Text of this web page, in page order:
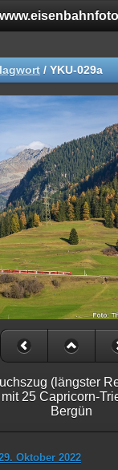
/ YKU-029a
(längster
25 Capricorn-
Bergün
Oktober 2022